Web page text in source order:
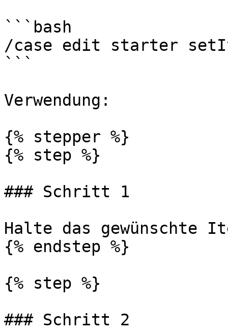
```bash
/case edit starter
```
Verwendung:
{% stepper %}
{% step %}
### Schritt 1
Halte das gewünschte
{% endstep %}
{% step %}
### Schritt 2